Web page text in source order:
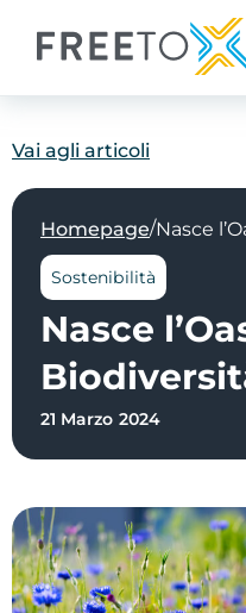
Vai agli articoli
Homepage/
Sostenibilità
Nasce
21 Marzo 2024